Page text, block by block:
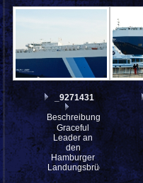
_9271431
Beschreibung:
Graceful
Leader an
den
Hamburger
Landungsbrücken